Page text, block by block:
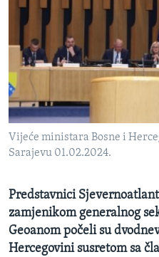
IZBJEGLIČKA STRANA
MAGAZIN
O GLASU AMERIKE
Learning English
PRATITE NAS
Jezici
Vijeće ministara Bosne i
Sarajevu 01.02.2024.
Predstavnici
zamjenikom generalnog
Geoanom počeli su
Hercegovini susretom sa